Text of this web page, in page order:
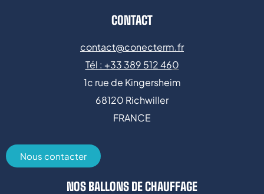
CONTACT
contact@conecterm.fr
Tél : +33 389 512 460
1c rue de Kingersheim
68120 Richwiller
FRANCE
Nous contacter
NOS BALLONS DE CHAUFFAGE